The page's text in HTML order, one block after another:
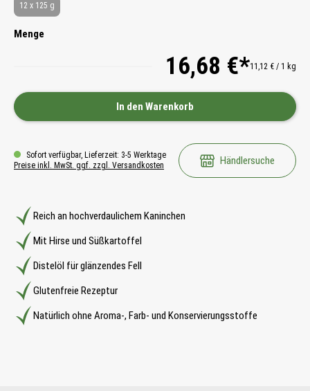
Reich an hochverdaulichem Kaninchen
Mit Hirse und Süßkartoffel
Distelöl für glänzendes Fell
Glutenfreie Rezeptur
Natürlich ohne Aroma-, Farb- und Konservierungsstoffe
12 x 125 g
Menge
16,68 €*11,12 € / 1 kg
In den Warenkorb
Sofort verfügbar, Lieferzeit: 3-5 Werktage
Preise inkl. MwSt. ggf. zzgl. Versandkosten
Händlersuche